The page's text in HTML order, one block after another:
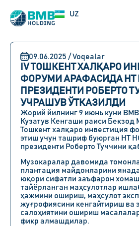
UZ
RU
09.06.2025 / Voqealar
IV ТОШКЕНТ ХАЛҚАРО
ФОРУМИ АРАФАСИДА HT
ПРЕЗИДЕНТИ РОБЕРТО
УЧРАШУВ ЎТКАЗИЛДИ
Жорий йилнинг 9 июнь куни
Кузатув Кенгаши раиси Бекзод
Тошкент халқаро инвестиция
этиш учун ташриф буюрган HT
президенти Роберто Туччини
Музокаралар давомида
плантация майдонларини
юқори сифатли заъфарон
тайёрланган маҳсулотлар
ҳажмини ошириш, маҳсулот
жуғрофиясини кенгайтириш ва
салоҳиятини ошириш
фикр алмашдилар.